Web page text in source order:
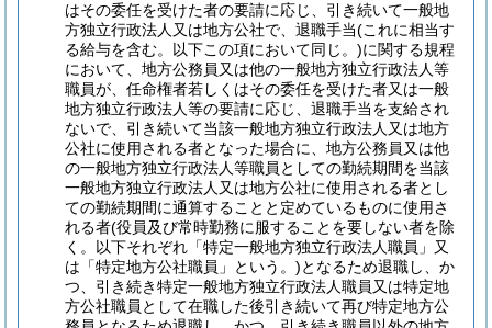
はその委任を受けた者の要請に応じ、引き続いて一般地
方独立行政法人又は地方公社で、退職手当(これに相当す
る給与を含む。以下この項において同じ。)に関する規程
において、地方公務員又は他の一般地方独立行政法人等
職員が、任命権者若しくはその委任を受けた者又は一般
地方独立行政法人等の要請に応じ、退職手当を支給され
ないで、引き続いて当該一般地方独立行政法人又は地方
公社に使用される者となった場合に、地方公務員又は他
の一般地方独立行政法人等職員としての勤続期間を当該
一般地方独立行政法人又は地方公社に使用される者とし
ての勤続期間に通算することと定めているものに使用さ
れる者(役員及び常時勤務に服することを要しない者を除
く。以下それぞれ「特定一般地方独立行政法人職員」又
は「特定地方公社職員」という。)となるため退職し、か
つ、引き続き特定一般地方独立行政法人職員又は特定地
方公社職員として在職した後引き続いて再び特定地方公